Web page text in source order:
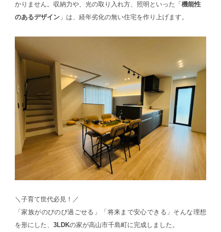
かりません。収納力や、光の取り入れ方、 照明といった「 機能性
のあるデザイン 」は、経年劣化の無い住宅を作り上げます。
＼子育て世代必見！／
「家族がのびのび過ごせる」「将来まで安心できる」そんな理想
を形にした、 3LDKの家が高山市千島町に完成しました。